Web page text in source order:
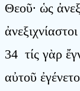
Θεοῦ· ὡς
34 τίς γὰρ
αὐτοῦ